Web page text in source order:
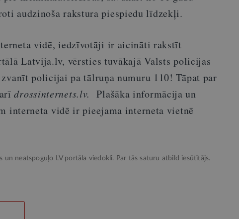
audzinoša rakstura piespiedu līdzekļi.
vidē, iedzīvotāji ir aicināti rakstīt
Latvija.lv, vērsties tuvākajā Valsts policijas
policijai pa tālruņa numuru 110! Tāpat par
arīdrossinternets.lv.
Plašāka informācija un
vidē ir pieejama interneta vietnē
un neatspoguļo LV portāla viedokli. Par tās saturu atbild iesūtītājs.